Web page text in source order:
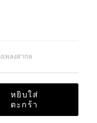
เพลงสากล
หยิบใส่
ตะกร้า